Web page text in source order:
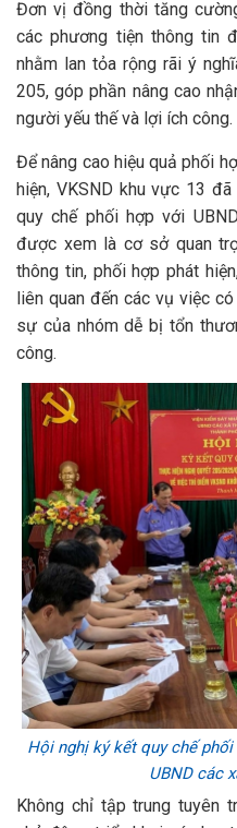
Đơn vị đồng thời tăng
các phương tiện thông tin
nhằm lan tỏa rộng rãi ý
205, góp phần nâng cao
người yếu thế và lợi ích công.
Để nâng cao hiệu quả phối
hiện, VKSND khu vực 13
quy chế phối hợp với
được xem là cơ sở quan
thông tin, phối hợp phát
liên quan đến các vụ việc
sự của nhóm dễ bị tổn
công.
Hội nghị ký kết quy chế
UBND các
Không chỉ tập trung tuyên